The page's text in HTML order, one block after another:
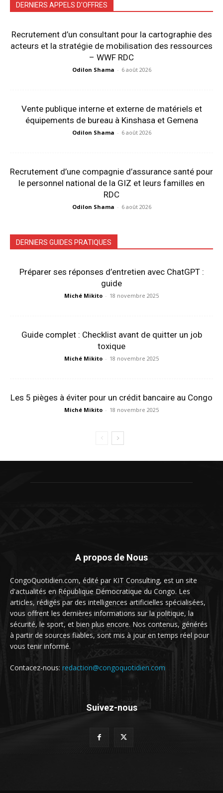
DERNIERS APPELS D'OFFRES
Recrutement d’un consultant pour la cartographie des
acteurs et la stratégie de mobilisation des ressources
– WWF RDC
Odilon Shama - 6 août 2026
Vente publique interne et externe de matériels et
équipements de bureau à Kinshasa et Gemena
Odilon Shama - 6 août 2026
Recrutement d’une compagnie d’assurance santé pour
le personnel national de la GIZ et leurs familles en
RDC
Odilon Shama - 6 août 2026
DERNIERS GUIDES PRATIQUES
Préparer ses réponses d’entretien avec ChatGPT :
guide
Miché Mikito - 18 novembre 2025
Guide complet : Checklist avant de quitter un job
toxique
Miché Mikito - 18 novembre 2025
Les 5 pièges à éviter pour un crédit bancaire au Congo
Miché Mikito - 18 novembre 2025
A propos de Nous
CongoQuotidien.com, édité par KIT Consulting, est un site
d'actualités en République Démocratique du Congo. Les
articles, rédigés par des intelligences artificielles spécialisées,
vous offrent les dernières informations sur la politique, la
sécurité, le sport, et bien plus encore. Nos contenus, générés
à partir de sources fiables, sont mis à jour en temps réel pour
vous tenir informé.
Contacez-nous: redaction@congoquotidien.com
Suivez-nous